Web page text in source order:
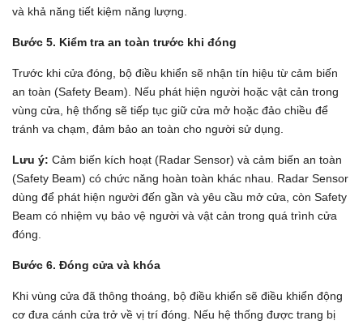
và khả năng tiết kiệm năng lượng.
Bước 5. Kiểm tra an toàn trước khi đóng
Trước khi cửa đóng, bộ điều khiển sẽ nhận tín hiệu từ cảm biến
an toàn (Safety Beam). Nếu phát hiện người hoặc vật cản trong
vùng cửa, hệ thống sẽ tiếp tục giữ cửa mở hoặc đảo chiều để
tránh va chạm, đảm bảo an toàn cho người sử dụng.
Lưu ý: Cảm biến kích hoạt (Radar Sensor) và cảm biến an toàn
(Safety Beam) có chức năng hoàn toàn khác nhau. Radar Sensor
dùng để phát hiện người đến gần và yêu cầu mở cửa, còn Safety
Beam có nhiệm vụ bảo vệ người và vật cản trong quá trình cửa
đóng.
Bước 6. Đóng cửa và khóa
Khi vùng cửa đã thông thoáng, bộ điều khiển sẽ điều khiển động
cơ đưa cánh cửa trở về vị trí đóng. Nếu hệ thống được trang bị